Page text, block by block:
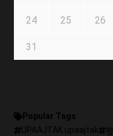
24 25 26
31
Popular Tags
UPAAJTAK upaajtak